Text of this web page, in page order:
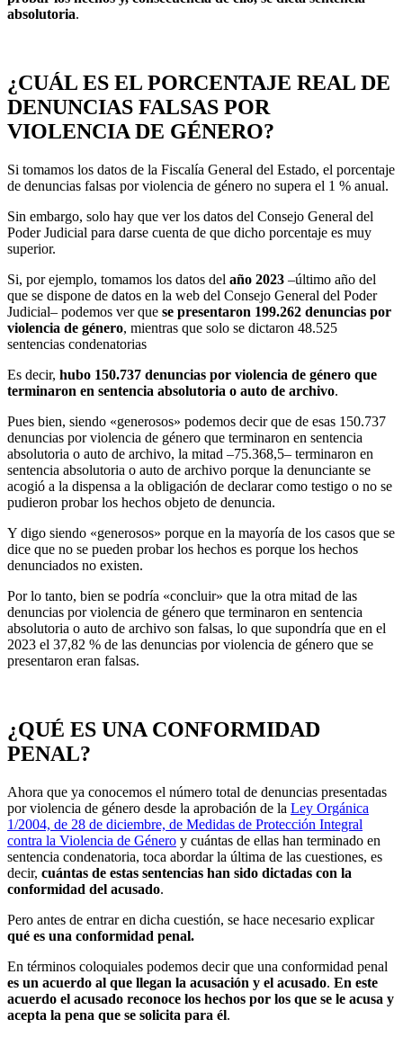
absolutoria.
¿CUÁL ES EL PORCENTAJE REAL DE
DENUNCIAS FALSAS POR
VIOLENCIA DE GÉNERO?
Si tomamos los datos de la Fiscalía General del Estado, el porcentaje
de denuncias falsas por violencia de género no supera el 1 % anual.
Sin embargo, solo hay que ver los datos del Consejo General del
Poder Judicial para darse cuenta de que dicho porcentaje es muy
superior.
Si, por ejemplo, tomamos los datos del año 2023 –último año del
que se dispone de datos en la web del Consejo General del Poder
Judicial– podemos ver que se presentaron 199.262 denuncias por
violencia de género, mientras que solo se dictaron 48.525
sentencias condenatorias
Es decir, hubo 150.737 denuncias por violencia de género que
terminaron en sentencia absolutoria o auto de archivo.
Pues bien, siendo «generosos» podemos decir que de esas 150.737
denuncias por violencia de género que terminaron en sentencia
absolutoria o auto de archivo, la mitad –75.368,5– terminaron en
sentencia absolutoria o auto de archivo porque la denunciante se
acogió a la dispensa a la obligación de declarar como testigo o no se
pudieron probar los hechos objeto de denuncia.
Y digo siendo «generosos» porque en la mayoría de los casos que se
dice que no se pueden probar los hechos es porque los hechos
denunciados no existen.
Por lo tanto, bien se podría «concluir» que la otra mitad de las
denuncias por violencia de género que terminaron en sentencia
absolutoria o auto de archivo son falsas, lo que supondría que en el
2023 el 37,82 % de las denuncias por violencia de género que se
presentaron eran falsas.
¿QUÉ ES UNA CONFORMIDAD
PENAL?
Ahora que ya conocemos el número total de denuncias presentadas
por violencia de género desde la aprobación de la Ley Orgánica
1/2004, de 28 de diciembre, de Medidas de Protección Integral
contra la Violencia de Género y cuántas de ellas han terminado en
sentencia condenatoria, toca abordar la última de las cuestiones, es
decir, cuántas de estas sentencias han sido dictadas con la
conformidad del acusado.
Pero antes de entrar en dicha cuestión, se hace necesario explicar
qué es una conformidad penal.
En términos coloquiales podemos decir que una conformidad penal
es un acuerdo al que llegan la acusación y el acusado. En este
acuerdo el acusado reconoce los hechos por los que se le acusa y
acepta la pena que se solicita para él.